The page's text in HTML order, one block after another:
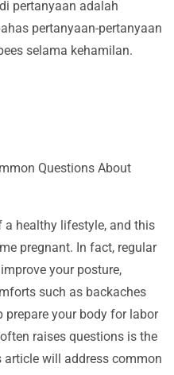
pertanyaan adalah
pertanyaan-pertanyaan
selama kehamilan.
Questions About
a healthy lifestyle, and this
pregnant. In fact, regular
your posture,
such as backaches
prepare your body for labor
raises questions is the
will address common